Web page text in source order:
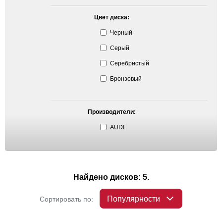
Цвет диска:
Черный
Серый
Серебристый
Бронзовый
Производители:
AUDI
Найдено дисков: 5.
Сортировать по: Популярности